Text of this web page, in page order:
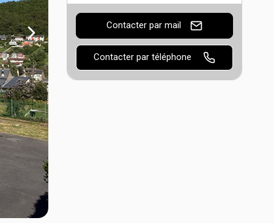
Contacter par mail
Contacter par téléphone